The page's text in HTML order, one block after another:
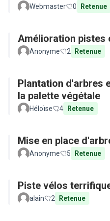
Webmaster 0 Retenue
Amélioration pistes
Anonyme 2 Retenue
Plantation d'arbres
la palette végétale
Héloïse 4 Retenue
Mise en place
Anonyme 5 Retenue
Piste vélos
alain 2 Retenue